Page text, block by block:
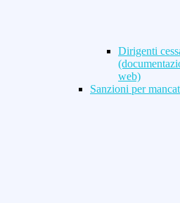
Dirigenti
web)
Sanzioni per